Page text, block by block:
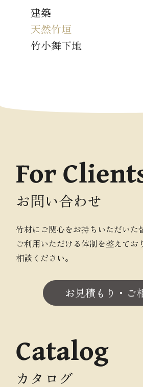
建築
天然竹垣
竹小舞下地
For
お問い合わせ
竹材にご関心をお持ちいただいた
ご利用いただける体制を整えてお
相談ください。
お見積もり・ご
Catalog
カタログ